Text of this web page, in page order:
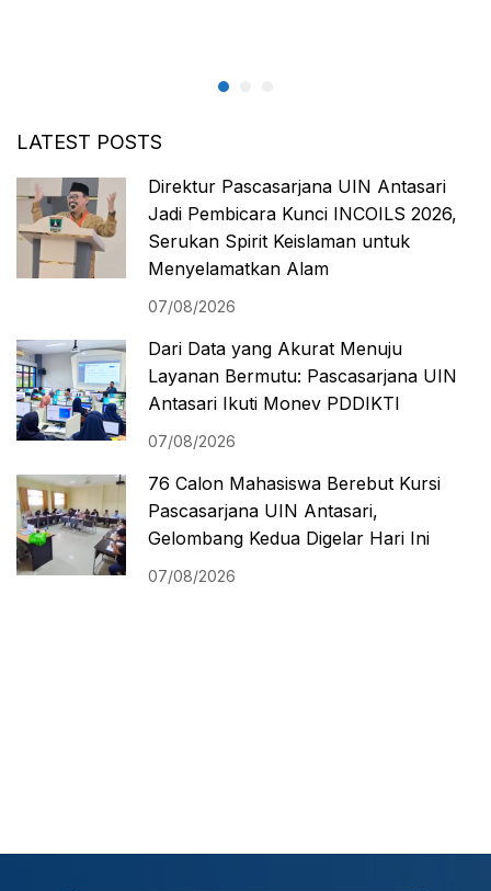
LATEST POSTS
Direktur Pascasarjana UIN Antasari
Jadi Pembicara Kunci INCOILS 2026,
Serukan Spirit Keislaman untuk
Menyelamatkan Alam
07/08/2026
Dari Data yang Akurat Menuju
Layanan Bermutu: Pascasarjana UIN
Antasari Ikuti Monev PDDIKTI
07/08/2026
76 Calon Mahasiswa Berebut Kursi
Pascasarjana UIN Antasari,
Gelombang Kedua Digelar Hari Ini
07/08/2026